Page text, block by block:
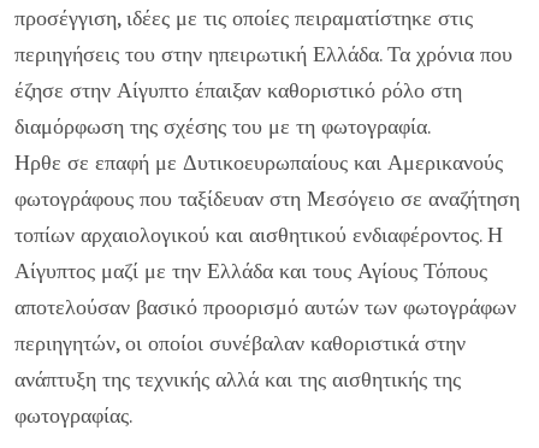
προσέγγιση, ιδέες με τις οποίες πειραματίστηκε στις
περιηγήσεις του στην ηπειρωτική Ελλάδα. Τα χρόνια που
έζησε στην Αίγυπτο έπαιξαν καθοριστικό ρόλο στη
διαμόρφωση της σχέσης του με τη φωτογραφία.
Ηρθε σε επαφή με Δυτικοευρωπαίους και Αμερικανούς
φωτογράφους που ταξίδευαν στη Μεσόγειο σε αναζήτηση
τοπίων αρχαιολογικού και αισθητικού ενδιαφέροντος. Η
Αίγυπτος μαζί με την Ελλάδα και τους Αγίους Τόπους
αποτελούσαν βασικό προορισμό αυτών των φωτογράφων
περιηγητών, οι οποίοι συνέβαλαν καθοριστικά στην
ανάπτυξη της τεχνικής αλλά και της αισθητικής της
φωτογραφίας.